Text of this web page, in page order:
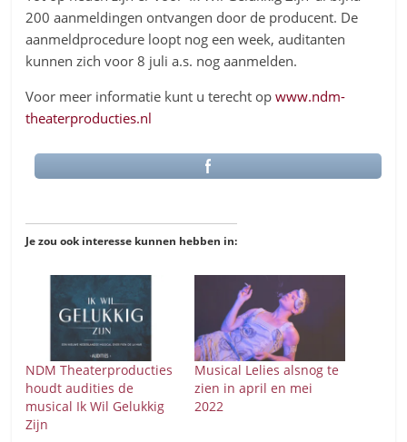
200 aanmeldingen ontvangen door de producent. De
aanmeldprocedure loopt nog een week, auditanten
kunnen zich voor 8 juli a.s. nog aanmelden.
Voor meer informatie kunt u terecht opwww.ndm-
theaterproducties.nl
Je zou ook interesse kunnen hebben in:
NDM Theaterproducties
houdt audities de
musical Ik Wil Gelukkig
Zijn
Musical Lelies alsnog te
zien in april en mei
2022